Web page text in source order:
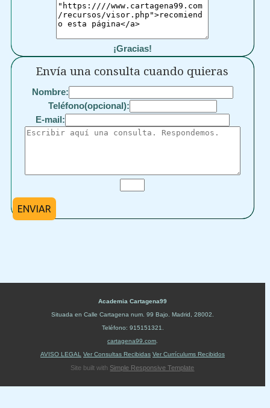
¡Gracias!
Envía una consulta cuando quieras
Nombre:
Teléfono(opcional):
E-mail:
ENVIAR
Academia Cartagena99
Situada en Calle Cartagena num. 99 Bajo Madrid 28002
Teléfono: 915151321
cartagena99.com
AVISO LEGAL
Ver Consultas Recibidas Ver Currículums Recibidos
Site built with Simple Responsive Template